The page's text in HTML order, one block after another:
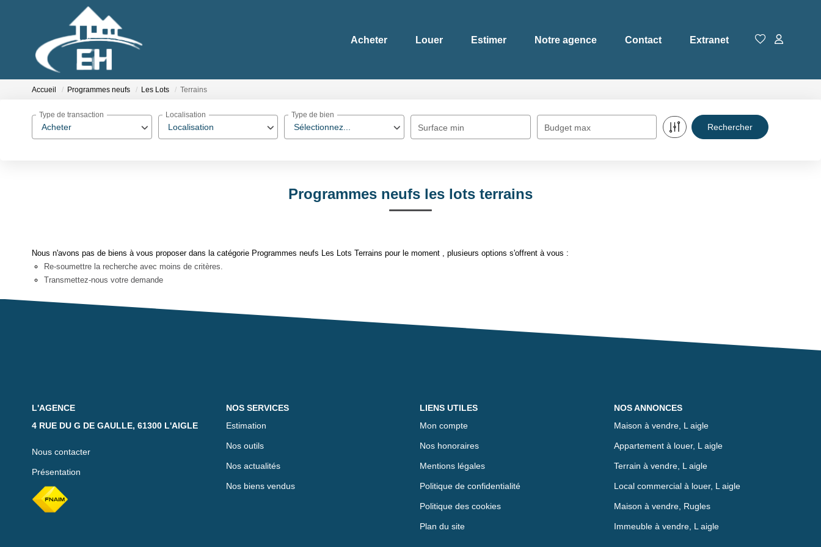
Acheter Louer Estimer Notre agence Contact Extranet
Accueil Programmes neufs Les Lots Terrains
Acheter
Type de transaction
Localisation
Localisation
Sélectionnez...
Type de bien
Surface min Budget max
Programmes neufs les lots terrains
Nous n'avons pas de biens à vous proposer dans la catégorie Programmes neufs Les Lots Terrains pour le moment , plusieurs options s'offrent à vous :
Re-soumettre la recherche avec moins de critères.
Transmettez-nous votre demande
L'AGENCE
4 RUE DU G DE GAULLE, 61300 L'AIGLE
Nous contacter
Présentation
NOS SERVICES
Estimation
Nos outils
Nos actualités
Nos biens vendus
LIENS UTILES
Mon compte
Nos honoraires
Mentions légales
Politique de confidentialité
Politique des cookies
Plan du site
NOS ANNONCES
Maison à vendre, L aigle
Appartement à louer, L aigle
Terrain à vendre, L aigle
Local commercial à louer, L aigle
Maison à vendre, Rugles
Immeuble à vendre, L aigle